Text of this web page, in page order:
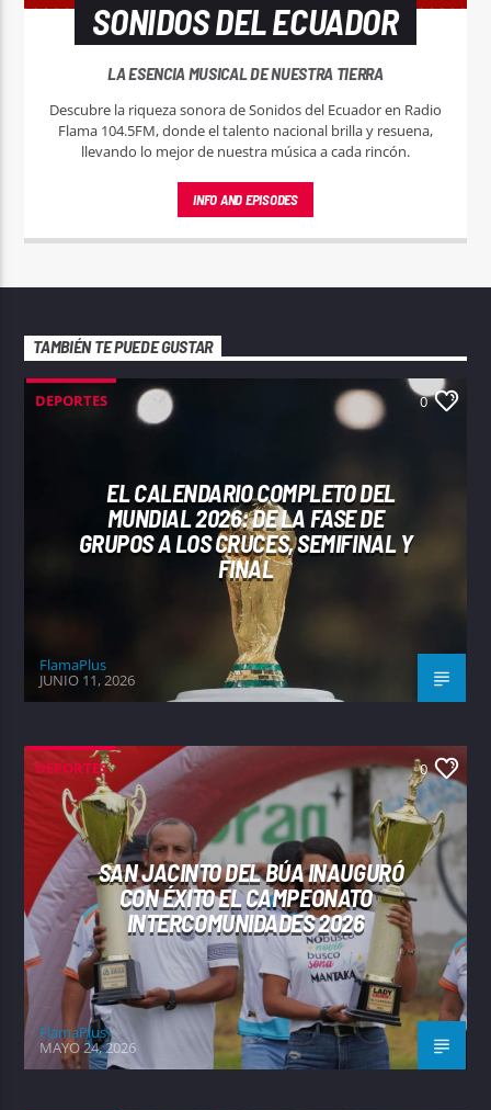
SONIDOS DEL ECUADOR
LA ESENCIA MUSICAL DE NUESTRA TIERRA
Descubre la riqueza sonora de Sonidos del Ecuador en Radio
Flama 104.5FM, donde el talento nacional brilla y resuena,
llevando lo mejor de nuestra música a cada rincón.
INFO AND EPISODES
TAMBIÉN TE PUEDE GUSTAR
DEPORTES 0
EL CALENDARIO COMPLETO DEL
MUNDIAL 2026: DE LA FASE DE
GRUPOS A LOS CRUCES, SEMIFINAL Y
FINAL
FlamaPlus
JUNIO 11, 2026
DEPORTES 0
SAN JACINTO DEL BÚA INAUGURÓ
CON ÉXITO EL CAMPEONATO
INTERCOMUNIDADES 2026
FlamaPlus
MAYO 24, 2026